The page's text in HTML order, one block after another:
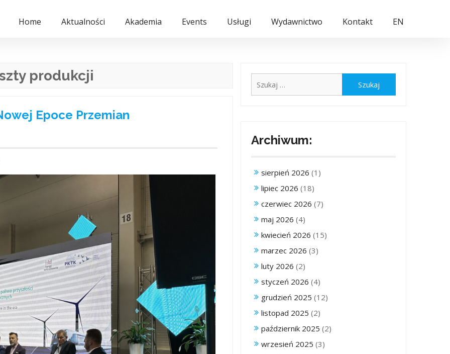
Home Aktualności Akademia Events Usługi Wydawnictwo Kontakt EN
produkcji
Epoce Przemian
Archiwum:
sierpień 2026 (1)
lipiec 2026 (18)
czerwiec 2026 (7)
maj 2026 (4)
kwiecień 2026 (15)
marzec 2026 (3)
luty 2026 (2)
styczeń 2026 (4)
grudzień 2025 (12)
listopad 2025 (2)
październik 2025 (2)
wrzesień 2025 (3)